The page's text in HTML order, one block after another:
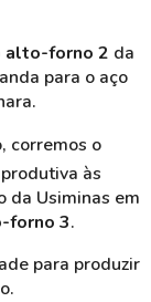
alto-forno 2 da
para o aço
corremos o
às
da Usiminas em
forno 3.
para produzir